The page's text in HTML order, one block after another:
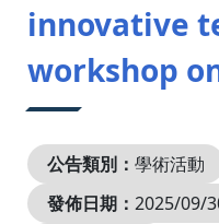
innovative
workshop
公告類別： 學術活動
發佈日期： 2025/09/